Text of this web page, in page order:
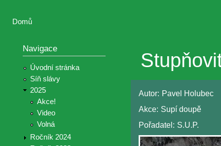
Domů
Navigace
Úvodní stránka
Síň slávy
2025
Akce!
Video
Volná
Ročník 2024
Autor: Pavel Holubec
Akce: Supí doupě
Pořadatel: S.U.P.